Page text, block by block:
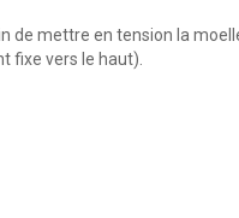
de mettre en tension la
fixe vers le haut).